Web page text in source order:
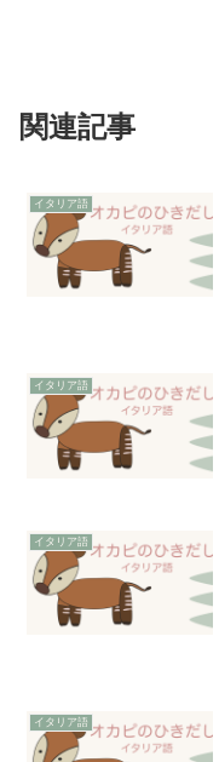
関連記事
イタリア語
イタリア語
イタリア語
イタリア語